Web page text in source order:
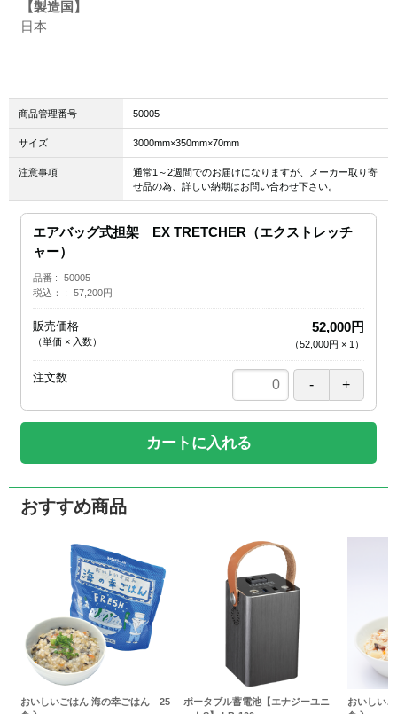
【製造国】
日本
商品管理番号 50005
サイズ 3000mm×350mm×70mm
注意事項
通常1～2週間でのお届けになりますが、メーカー取り寄
せ品の為、詳しい納期はお問い合わせ下さい。
エアバッグ式担架 EX TRETCHER（エクストレッチ
ャー）
品番
50005
税込：
57,200円
販売価格
（単価 × 入数）
52,000円
（52,000円 × 1 ）
注文数
カートに入れる
おすすめ商品
おいしいごはん 海の幸ごはん 25
ポータブル蓄電池【エナジーユニ
おいしい